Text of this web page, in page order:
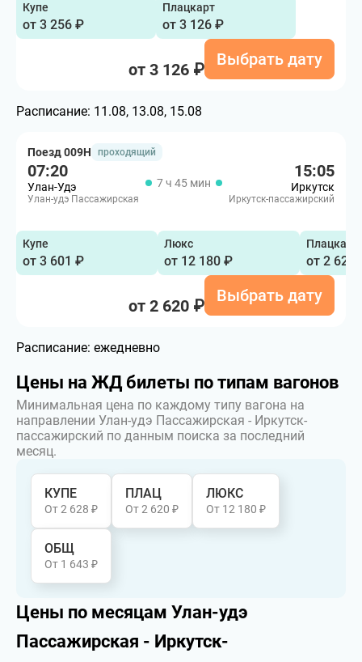
Купе
от 3 256 ₽
Плацкарт
от 3 126 ₽
от 3 126 ₽
Выбрать дату
Расписание: 11.08, 13.08, 15.08
Поезд 009Н проходящий
07:20
Улан-Удэ
Улан-удэ Пассажирская
7 ч 45 мин
15:05
Иркутск
Иркутск-пассажирский
Купе
от 3 601 ₽
Люкс
от 12 180 ₽
Плацкарт
от 2 620
от 2 620 ₽
Выбрать дату
Расписание: ежедневно
Цены на ЖД билеты по типам вагонов
Минимальная цена по каждому типу вагона на
направлении Улан-удэ Пассажирская - Иркутск-
пассажирский по данным поиска за последний
месяц.
КУПЕ
От 2 628 ₽
ПЛАЦ
От 2 620 ₽
ЛЮКС
От 12 180 ₽
ОБЩ
От 1 643 ₽
Цены по месяцам Улан-удэ
Пассажирская - Иркутск-